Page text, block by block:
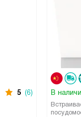
5 (6) В